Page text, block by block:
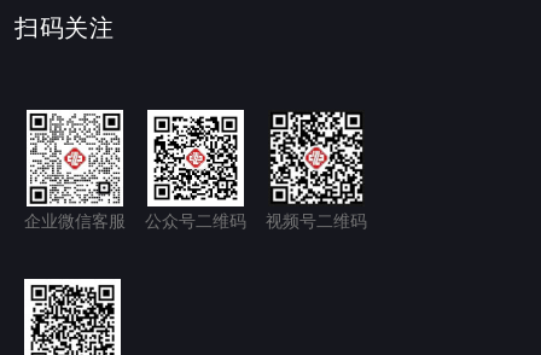
扫码关注
企业微信客服 公众号二维码 视频号二维码